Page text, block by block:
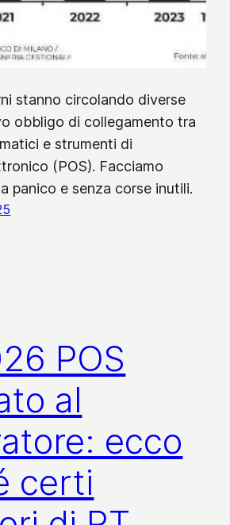
stanno circolando diverse
obbligo di collegamento tra
e strumenti di
(POS). Facciamo
panico e senza corse inutili.
POS
al
ecco
certi